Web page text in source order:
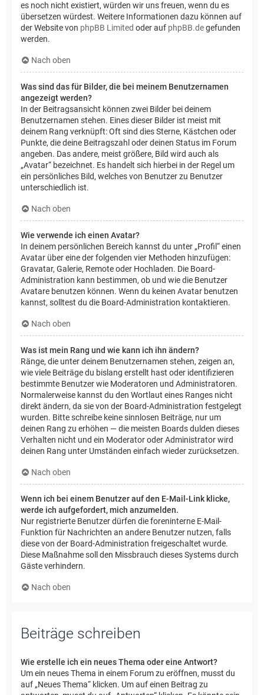
es noch nicht existiert, würden wir uns freuen, wenn du es
übersetzen würdest. Weitere Informationen dazu können auf
der Website von phpBB Limited oder auf phpBB.degefunden
werden.
Nach oben
Was sind das für Bilder, die bei meinem Benutzernamen
angezeigt werden?
In der Beitragsansicht können zwei Bilder bei deinem
Benutzernamen stehen. Eines dieser Bilder ist meist mit
deinem Rang verknüpft: Oft sind dies Sterne, Kästchen oder
Punkte, die deine Beitragszahl oder deinen Status im Forum
angeben. Das andere, meist größere, Bild wird auch als
„Avatar“ bezeichnet. Es handelt sich hierbei in der Regel um
ein persönliches Bild, welches von Benutzer zu Benutzer
unterschiedlich ist.
Nach oben
Wie verwende ich einen Avatar?
In deinem persönlichen Bereich kannst du unter „Profil“ einen
Avatar über eine der folgenden vier Methoden hinzufügen:
Gravatar, Galerie, Remote oder Hochladen. Die Board-
Administration kann bestimmen, ob und wie die Benutzer
Avatare benutzen können. Wenn du keinen Avatar benutzen
kannst, solltest du die Board-Administration kontaktieren.
Nach oben
Was ist mein Rang und wie kann ich ihn ändern?
Ränge, die unter deinem Benutzernamen stehen, zeigen an,
wie viele Beiträge du bislang erstellt hast oder identifizieren
bestimmte Benutzer wie Moderatoren und Administratoren.
Normalerweise kannst du den Wortlaut eines Ranges nicht
direkt ändern, da sie von der Board-Administration festgelegt
wurden. Bitte schreibe keine sinnlosen Beiträge, nur um
deinen Rang zu erhöhen — die meisten Boards dulden dieses
Verhalten nicht und ein Moderator oder Administrator wird
deinen Rang unter Umständen einfach wieder zurücksetzen.
Nach oben
Wenn ich bei einem Benutzer auf den E-Mail-Link klicke,
werde ich aufgefordert, mich anzumelden.
Nur registrierte Benutzer dürfen die foreninterne E-Mail-
Funktion für Nachrichten an andere Benutzer nutzen, falls
diese von der Board-Administration freigeschaltet wurde.
Diese Maßnahme soll den Missbrauch dieses Systems durch
Gäste verhindern.
Nach oben
Beiträge schreiben
Wie erstelle ich ein neues Thema oder eine Antwort?
Um ein neues Thema in einem Forum zu eröffnen, musst du
auf „Neues Thema“ klicken. Um auf einen Beitrag zu